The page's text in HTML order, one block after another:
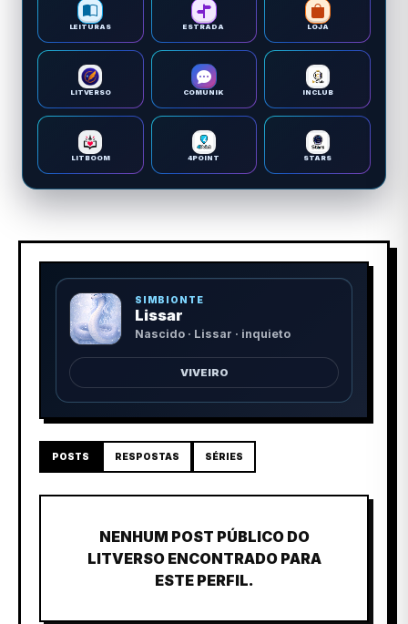
LEITURAS ESTRADA LOJA
LITVERSO COMUNIK INCLUB
LITBOOM 4POINT STARS
SIMBIONTE
Lissar
Nascido · Lissar · inquieto
VIVEIRO
POSTS RESPOSTAS SÉRIES
NENHUM POST PÚBLICO DO
LITVERSO ENCONTRADO PARA
ESTE PERFIL.